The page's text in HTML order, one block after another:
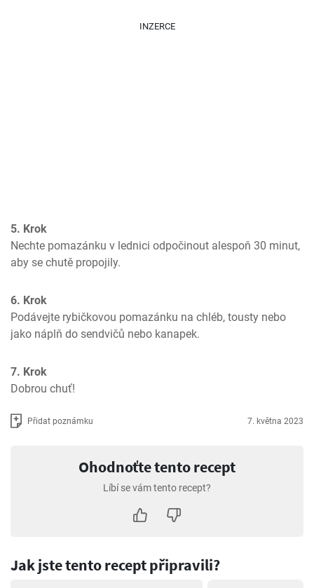
INZERCE
5. Krok
Nechte pomazánku v lednici odpočinout alespoň 30 minut,
aby se chutě propojily.
6. Krok
Podávejte rybičkovou pomazánku na chléb, tousty nebo
jako náplň do sendvičů nebo kanapek.
7. Krok
Dobrou chuť!
Přidat poznámku 7. května 2023
Ohodnoťte tento recept
Líbí se vám tento recept?
Jak jste tento recept připravili?